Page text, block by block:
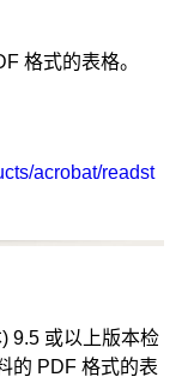
格式的表格。
acrobat/readst
9.5 或以上版本检
的 PDF 格式的表